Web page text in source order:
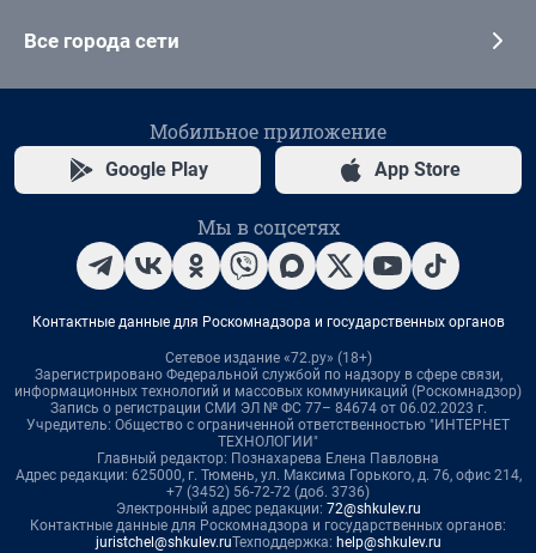
Все города сети
Мобильное приложение
Google Play App Store
Мы в соцсетях
Контактные данные для Роскомнадзора и государственных органов
Сетевое издание «72.ру» (18+)
Зарегистрировано Федеральной службой по надзору в сфере связи,
информационных технологий и массовых коммуникаций (Роскомнадзор)
Запись о регистрации СМИ ЭЛ № ФС 77– 84674 от 06.02.2023 г.
Учредитель: Общество с ограниченной ответственностью "ИНТЕРНЕТ
ТЕХНОЛОГИИ"
Главный редактор: Познахарева Елена Павловна
Адрес редакции: 625000, г. Тюмень, ул. Максима Горького, д. 76, офис 214,
+7 (3452) 56-72-72 (доб. 3736)
Электронный адрес редакции: 72@shkulev.ru
Контактные данные для Роскомнадзора и государственных органов:
juristchel@shkulev.ruТехподдержка: help@shkulev.ru